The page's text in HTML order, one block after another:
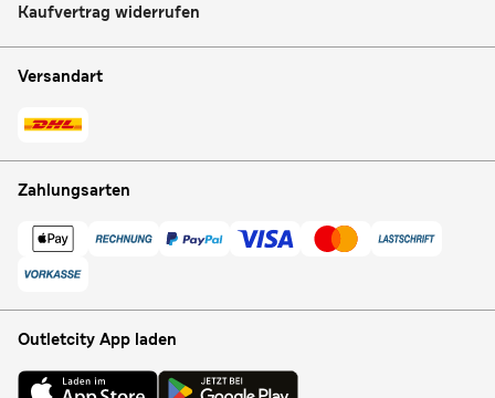
Kaufvertrag widerrufen
Versandart
Zahlungsarten
Outletcity App laden